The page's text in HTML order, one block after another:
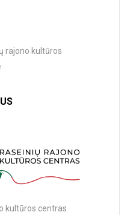
rajono kultūros
kultūros centras